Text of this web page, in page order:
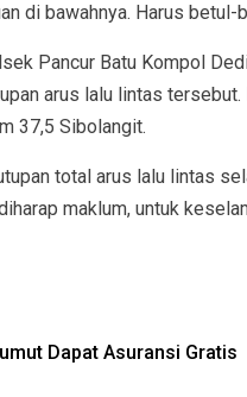
di bawahnya. Harus betul-
Pancur Batu Kompol
arus lalu lintas
37,5 Sibolangit.
total arus lalu lintas
maklum, untuk
Dapat Asuransi Gratis